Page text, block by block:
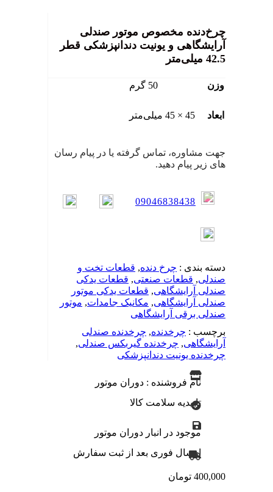
چرخ‌دنده مخصوص موتور صندلی
آرایشگاهی و یونیت دندانپزشکی قطر
42.5 میلی‌متر
وزن 50 گرم
ابعاد 45 × 45 میلی‌متر
جهت مشاوره، تماس گرفته یا در پیام رسان
های زیر پیام دهید.
09046838438
دسته بندی : چرخ دنده, قطعات تخت و
صندلی, قطعات صنعتی, قطعات یدکی
صندلی آرایشگاهی, قطعات یدکی موتور
صندلی آرایشگاهی, مکانیک جامدات, موتور
صندلی برقی آرایشگاهی
برچسب : چرخدنده, چرخدنده صندلی
آرایشگاهی, چرخدنده گیربکس صندلی,
چرخدنده یونیت دندانپزشکی
نام فروشنده : دوران موتور
تاییدیه سلامت کالا
موجود در انبار دوران موتور
ارسال فوری بعد از ثبت سفارش
400,000 تومان